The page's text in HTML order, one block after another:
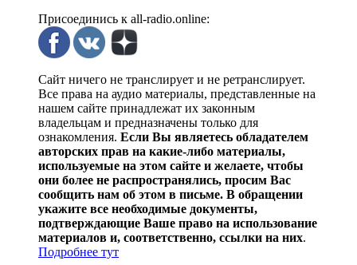
Присоединись к all-radio.online:
Сайт ничего не транслирует и не ретранслирует.
Все права на аудио материалы, представленные на
нашем сайте принадлежат их законным
владельцам и предназначены только для
ознакомления. Если Вы являетесь обладателем
авторских прав на какие-либо материалы,
используемые на этом сайте и желаете, чтобы
они более не распространялись, просим Вас
сообщить нам об этом в письме. В обращении
укажите все необходимые документы,
подтверждающие Ваше право на использование
материалов и, соответственно, ссылки на них.
Подробнее тут